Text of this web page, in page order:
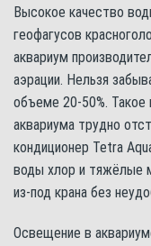
Высокое качество
геофагусов
аквариум
аэрации. Нельзя
объеме 20-50%.
аквариума трудно
кондиционер Tetra
воды хлор и тяжёлые
из-под крана без
Освещение в